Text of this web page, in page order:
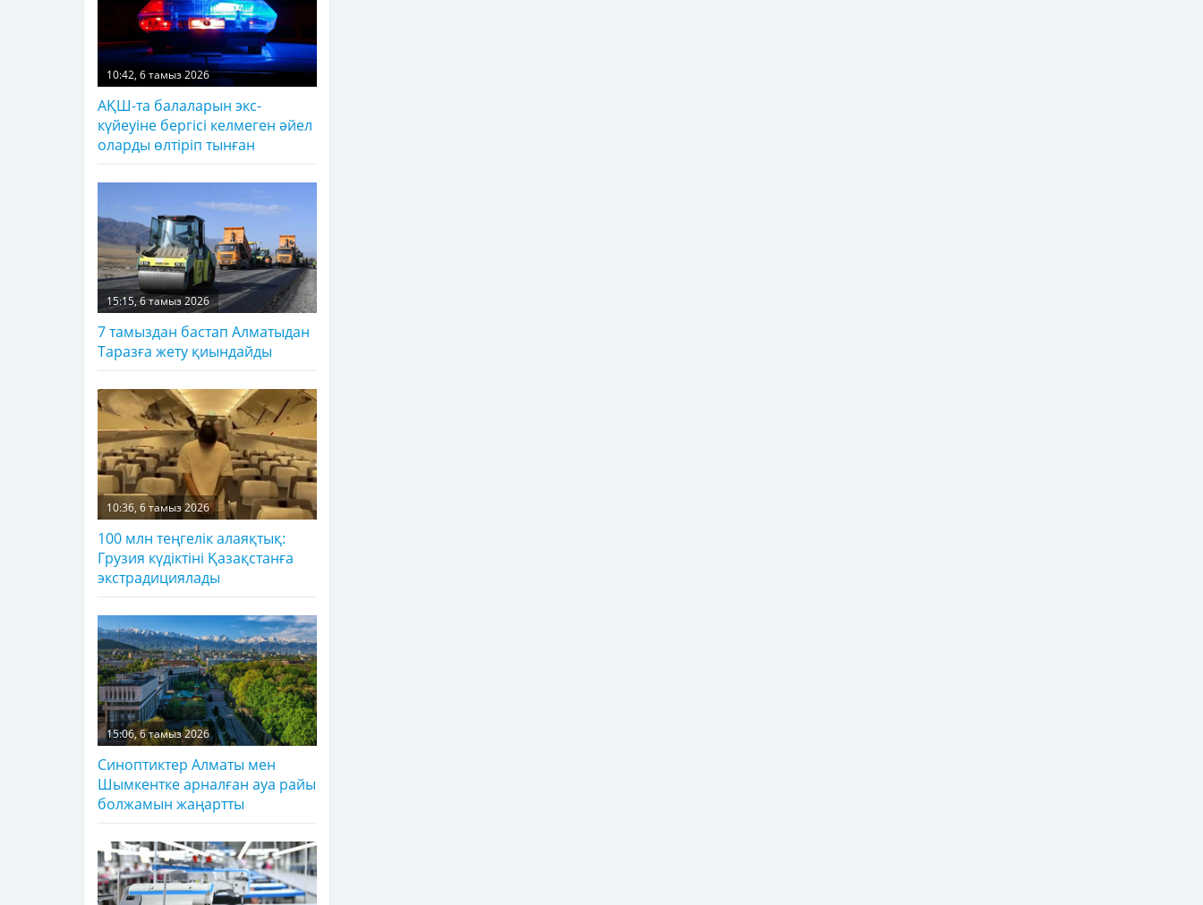
10:42, 6 тамыз 2026
АҚШ-та балаларын экс-
күйеуіне бергісі келмеген әйел
оларды өлтіріп тынған
15:15, 6 тамыз 2026
7 тамыздан бастап Алматыдан
Таразға жету қиындайды
10:36, 6 тамыз 2026
100 млн теңгелік алаяқтық:
Грузия күдіктіні Қазақстанға
экстрадициялады
15:06, 6 тамыз 2026
Синоптиктер Алматы мен
Шымкентке арналған ауа райы
болжамын жаңартты